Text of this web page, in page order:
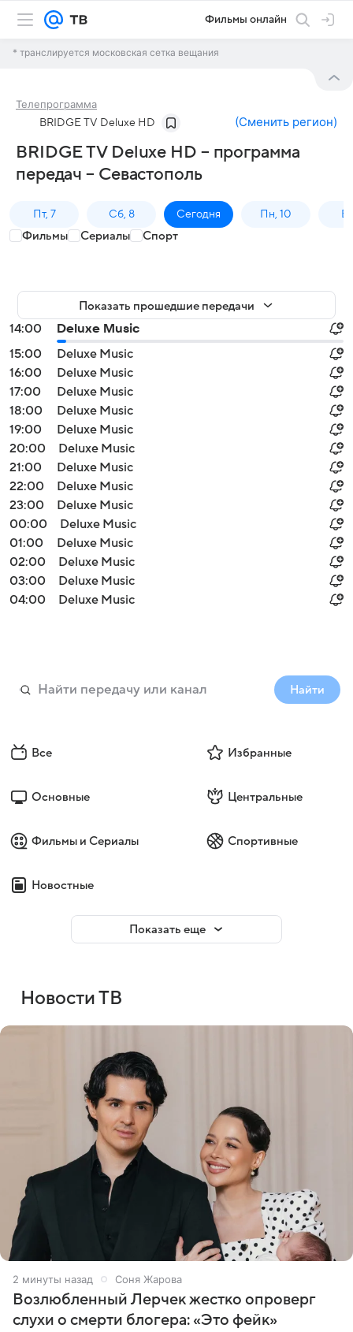
Фильмы онлайн
* транслируется московская сетка вещания
Телепрограмма
BRIDGE TV Deluxe HD (Сменить регион)
BRIDGE TV Deluxe HD – программа
передач – Севастополь
Пт, 7 Сб, 8 Сегодня Пн, 10
Фильмы Сериалы Спорт
Показать прошедшие передачи
14:00
Deluxe Music
15:00
Deluxe Music
16:00
Deluxe Music
17:00
Deluxe Music
18:00
Deluxe Music
19:00
Deluxe Music
20:00
Deluxe Music
21:00
Deluxe Music
22:00
Deluxe Music
23:00
Deluxe Music
00:00
Deluxe Music
01:00
Deluxe Music
02:00
Deluxe Music
03:00
Deluxe Music
04:00
Deluxe Music
Найти
Все Избранные
Основные Центральные
Фильмы и Сериалы Спортивные
Новостные
Показать еще
Новости ТВ
2 минуты назад Соня Жарова
Возлюбленный Лерчек жестко опроверг
слухи о смерти блогера: «Это фейк»